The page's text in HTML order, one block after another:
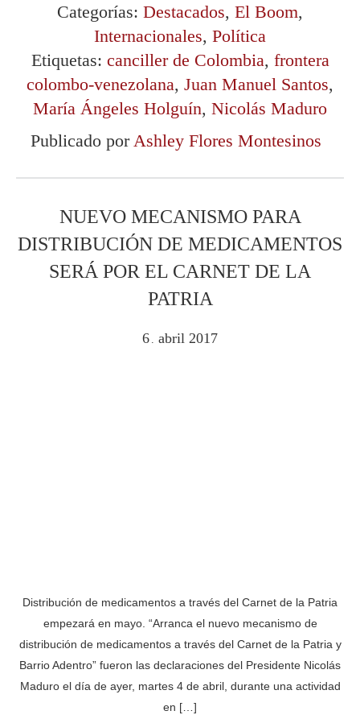
Categorías: Destacados, El Boom,
Internacionales, Política
Etiquetas: canciller de Colombia, frontera
colombo-venezolana, Juan Manuel Santos,
María Ángeles Holguín, Nicolás Maduro
Publicado por Ashley Flores Montesinos
NUEVO MECANISMO PARA
DISTRIBUCIÓN DE MEDICAMENTOS
SERÁ POR EL CARNET DE LA
PATRIA
6 abril 2017
Distribución de medicamentos a través del Carnet de la Patria
empezará en mayo. “Arranca el nuevo mecanismo de
distribución de medicamentos a través del Carnet de la Patria y
Barrio Adentro” fueron las declaraciones del Presidente Nicolás
Maduro el día de ayer, martes 4 de abril, durante una actividad
en […]